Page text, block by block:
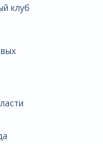
клуб